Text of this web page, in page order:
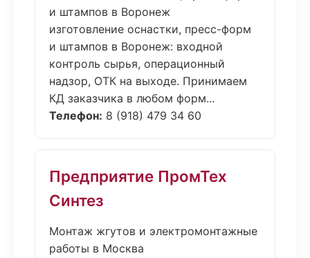
и штампов в Воронеж
изготовление оснастки, пресс-форм
и штампов в Воронеж: входной
контроль сырья, операционный
надзор, ОТК на выходе. Принимаем
КД заказчика в любом форм...
Телефон: 8 (918) 479 34 60
Предприятие ПромТех
Синтез
Монтаж жгутов и электромонтажные
работы в Москва